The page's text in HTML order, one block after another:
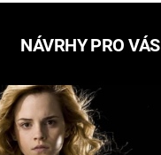
NÁVRHY PRO VÁS